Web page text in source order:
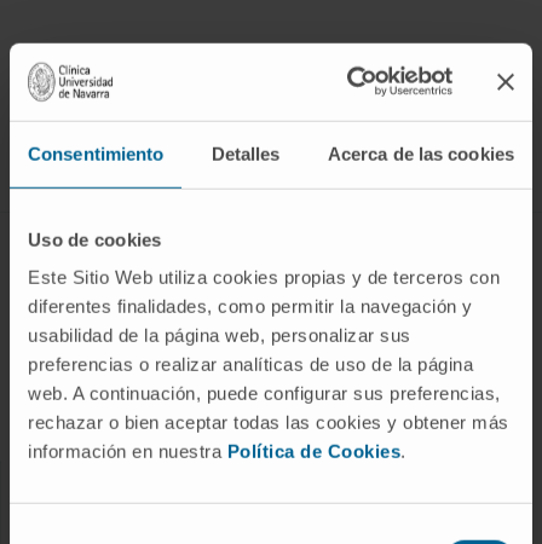
Consentimiento Detalles Acerca de las cookies
Uso de cookies
Este Sitio Web utiliza cookies propias y de terceros con
diferentes finalidades, como permitir la navegación y
usabilidad de la página web, personalizar sus
preferencias o realizar analíticas de uso de la página
web. A continuación, puede configurar sus preferencias,
rechazar o bien aceptar todas las cookies y obtener más
información en nuestra Política de Cookies.
Join our community! SUBSCRIBE
Follow us
Diseases
Diagnostic procedures
Treatments
Check-ups and health
OUR PROFESSIONALS